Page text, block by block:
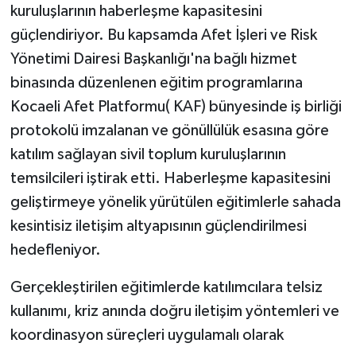
kuruluşlarının haberleşme kapasitesini
güçlendiriyor. Bu kapsamda Afet İşleri ve Risk
Yönetimi Dairesi Başkanlığı'na bağlı hizmet
binasında düzenlenen eğitim programlarına
Kocaeli Afet Platformu( KAF) bünyesinde iş birliği
protokolü imzalanan ve gönüllülük esasına göre
katılım sağlayan sivil toplum kuruluşlarının
temsilcileri iştirak etti. Haberleşme kapasitesini
geliştirmeye yönelik yürütülen eğitimlerle sahada
kesintisiz iletişim altyapısının güçlendirilmesi
hedefleniyor.
Gerçekleştirilen eğitimlerde katılımcılara telsiz
kullanımı, kriz anında doğru iletişim yöntemleri ve
koordinasyon süreçleri uygulamalı olarak